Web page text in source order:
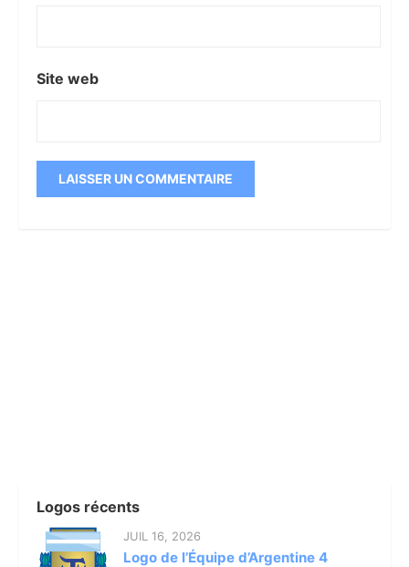
Site web
Logos récents
JUIL 16, 2026
Logo de l’Équipe d’Argentine 4